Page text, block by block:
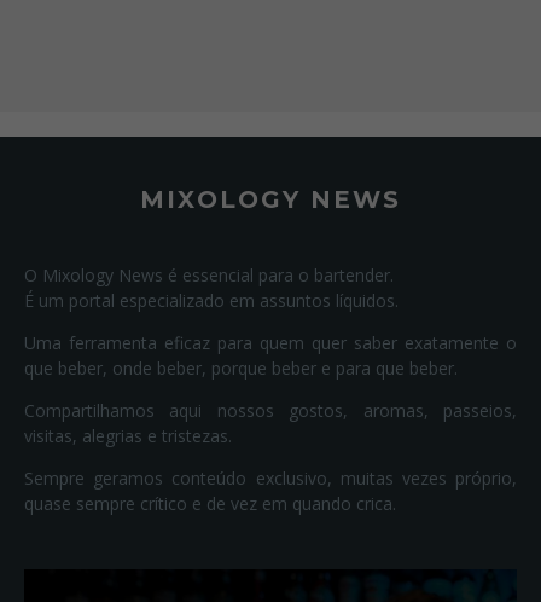
MIXOLOGY NEWS
O Mixology News é essencial para o bartender.
É um portal especializado em assuntos líquidos.
Uma ferramenta eficaz para quem quer saber exatamente o
que beber, onde beber, porque beber e para que beber.
Compartilhamos aqui nossos gostos, aromas, passeios,
visitas, alegrias e tristezas.
Sempre geramos conteúdo exclusivo, muitas vezes próprio,
quase sempre crítico e de vez em quando crica.